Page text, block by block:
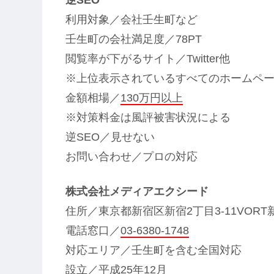
利用対象／会社壬生町など
壬生町の会社満足度／78PT
閲覧率が下がるサイト／Twitter他
※上位表示されているすべてのホームペ
金額相場／ 130万円以上
※対策料金は風評被害状況による
逆SEO／見せない
お問い合わせ／プロの対応
株式会社メディアエクシード
住所／東京都新宿区新宿2丁目3-11VORT
電話窓口／03-6380-1748
対応エリア／壬生町を含む全国対応
設立／平成25年12月